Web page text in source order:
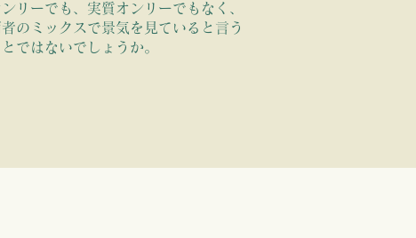
08 09 10 11 12 13
ンリーでも、実質オンリーでもなく、
者のミックスで景気を見ていると言う
とではないでしょうか。